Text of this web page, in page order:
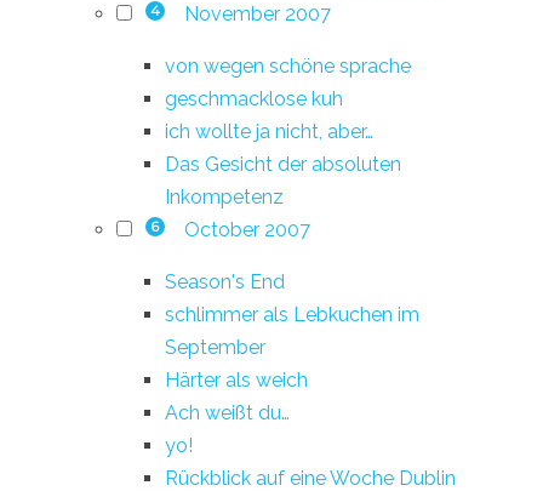
4 November 2007
von wegen schöne sprache
geschmacklose kuh
ich wollte ja nicht, aber…
Das Gesicht der absoluten
Inkompetenz
6 October 2007
Season's End
schlimmer als Lebkuchen im
September
Härter als weich
Ach weißt du…
yo!
Rückblick auf eine Woche Dublin